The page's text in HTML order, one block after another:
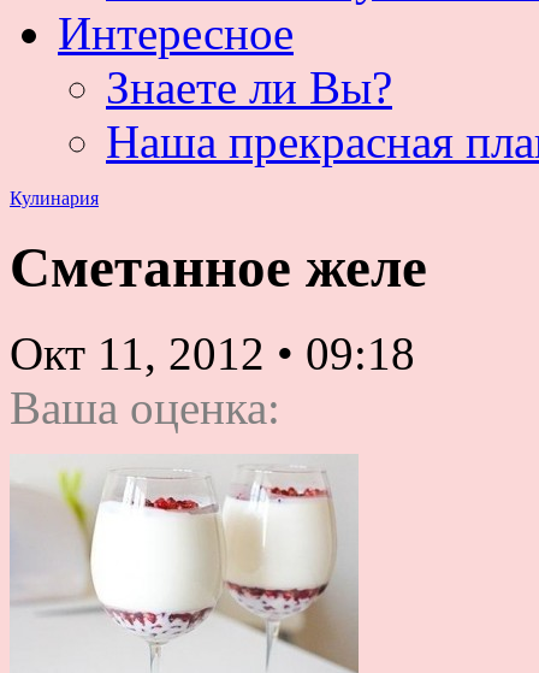
Интересное
Знаете ли Вы?
Наша прекрасная
Кулинария
Сметанное желе
Окт 11, 2012 • 09:18
Ваша оценка: